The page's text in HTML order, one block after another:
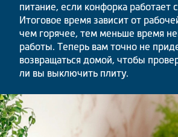
питание, если конфорка работает
Итоговое время зависит от
чем горячее, тем меньше время
работы. Теперь вам точно не
возвращаться домой, чтобы
ли вы выключить плиту.